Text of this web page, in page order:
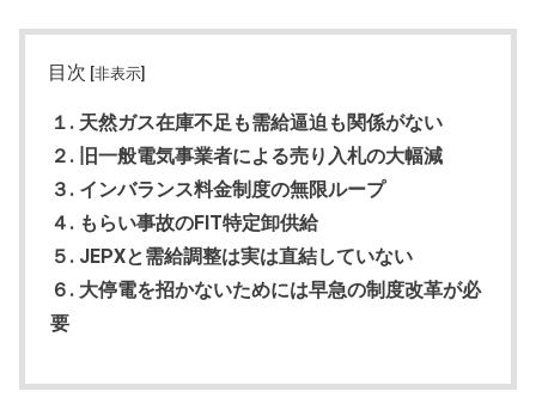
目次 [非表示]
１. 天然ガス在庫不足も需給逼迫も関係がない
２. 旧一般電気事業者による売り入札の大幅減
３. インバランス料金制度の無限ループ
４. もらい事故のFIT特定卸供給
５. JEPXと需給調整は実は直結していない
６. 大停電を招かないためには早急の制度改革が必
要